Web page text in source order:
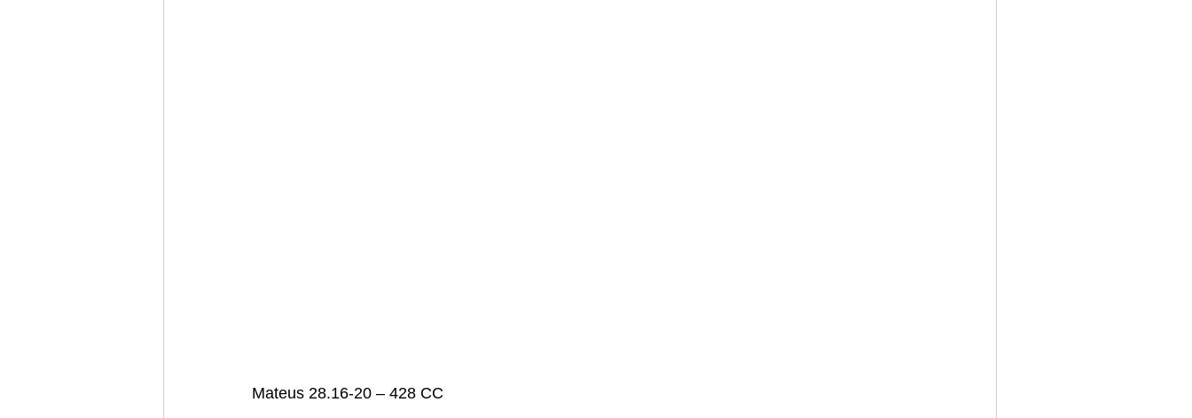
Mateus 28.16-20 – 428 CC